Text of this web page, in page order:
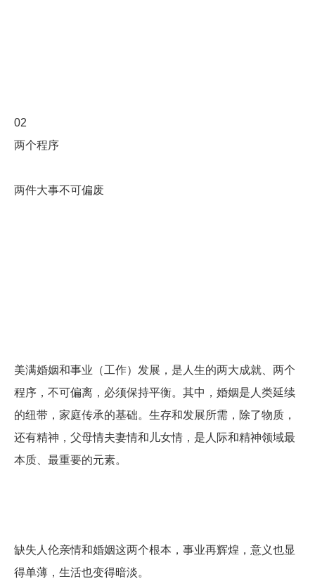
02
两个程序
两件大事不可偏废
美满婚姻和事业（工作）发展，是人生的两大成就、两个
程序，不可偏离，必须保持平衡。其中，婚姻是人类延续
的纽带，家庭传承的基础。生存和发展所需，除了物质，
还有精神，父母情夫妻情和儿女情，是人际和精神领域最
本质、最重要的元素。
缺失人伦亲情和婚姻这两个根本，事业再辉煌，意义也显
得单薄，生活也变得暗淡。